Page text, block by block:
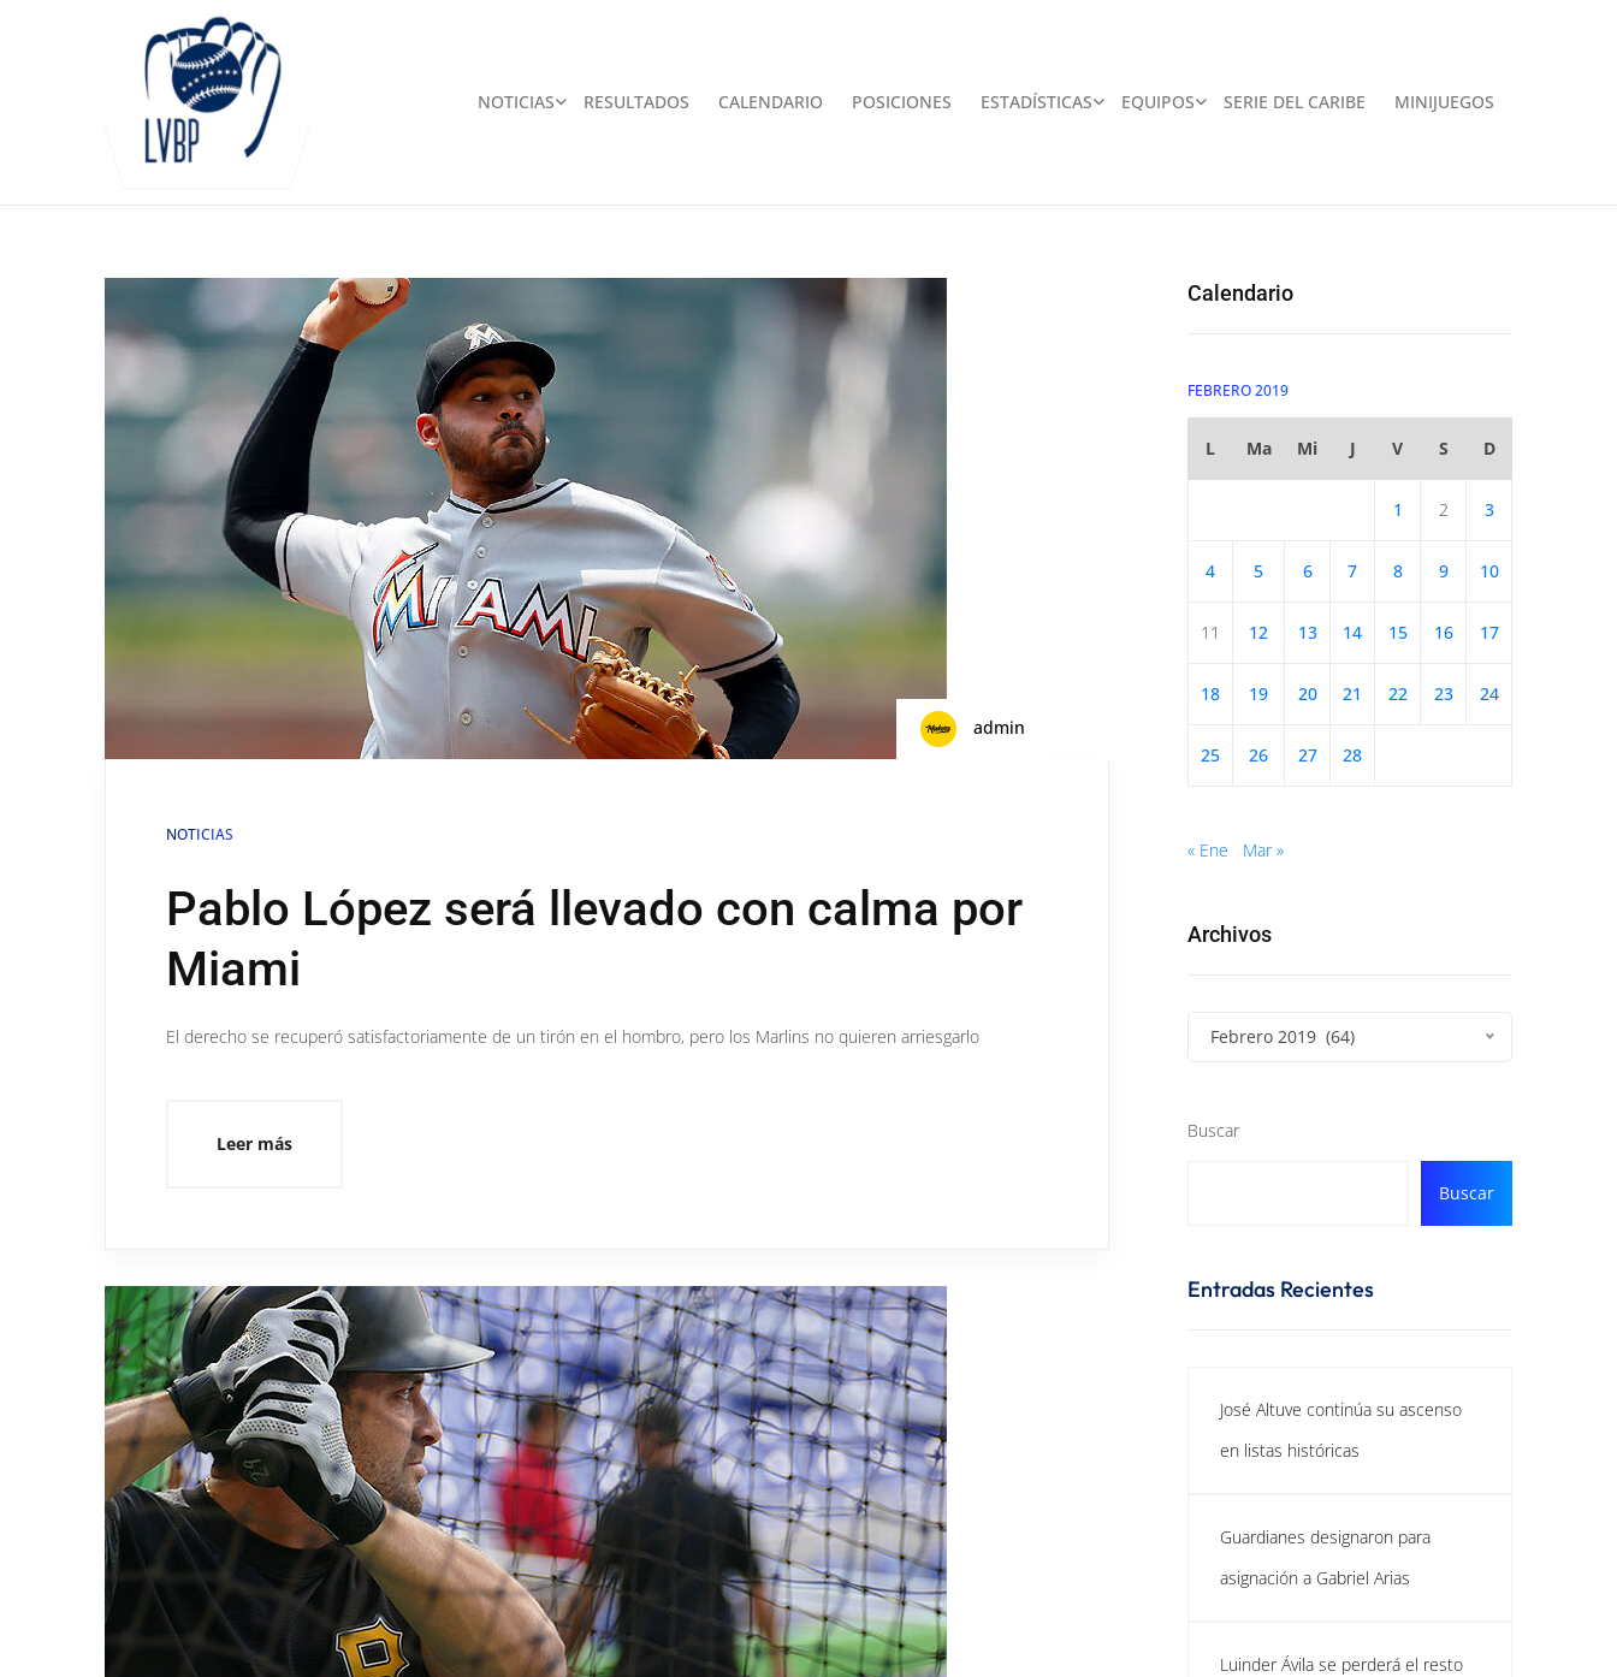
NOTICIAS RESULTADOS CALENDARIO POSICIONES ESTADÍSTICAS EQUIPOS SERIE DEL CARIBE MINIJUEGOS
admin
NOTICIAS
Pablo López será llevado con calma por
Miami
El derecho se recuperó satisfactoriamente de un tirón en el hombro, pero los Marlins no quieren arriesgarlo
Leer más
Calendario
FEBRERO 2019
L Ma Mi J V S D
1 2 3
4 5 6 7 8 9 10
11 12 13 14 15 16 17
18 19 20 21 22 23 24
25 26 27 28
« Ene Mar »
Archivos
Febrero 2019 (64)
Buscar
Buscar
Entradas Recientes
José Altuve continúa su ascenso
en listas históricas
Guardianes designaron para
asignación a Gabriel Arias
Luinder Ávila se perderá el resto